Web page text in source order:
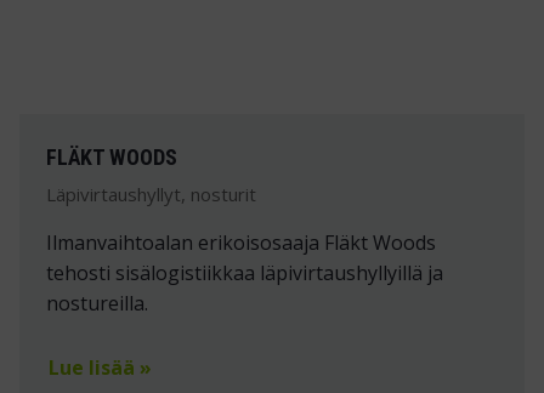
FLÄKT WOODS
Läpivirtaushyllyt, nosturit
Ilmanvaihtoalan erikoisosaaja Fläkt Woods
tehosti sisälogistiikkaa läpivirtaushyllyillä ja
nostureilla.
Lue lisää »